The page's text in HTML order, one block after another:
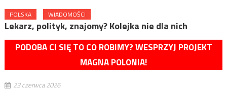
POLSKA WIADOMOŚCI
Lekarz, polityk, znajomy? Kolejka nie dla nich
PODOBA CI SIĘ TO CO ROBIMY? WESPRZYJ PROJEKT
MAGNA POLONIA!
23 czerwca 2026